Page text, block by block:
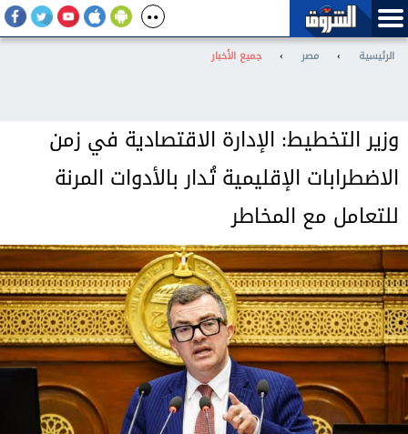
الرئيسية › مصر › جميع الأخبار
وزير التخطيط: الإدارة الاقتصادية في زمن
الاضطرابات الإقليمية تُدار بالأدوات المرنة
للتعامل مع المخاطر